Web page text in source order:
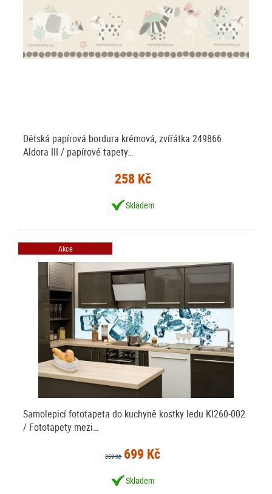
Dětská papírová bordura krémová, zvířátka 249866
Aldora III / papírové tapety…
258 Kč
Skladem
Akce
Samolepicí fototapeta do kuchyně kostky ledu KI260-002
/ Fototapety mezi…
859 Kč 699 Kč
Skladem